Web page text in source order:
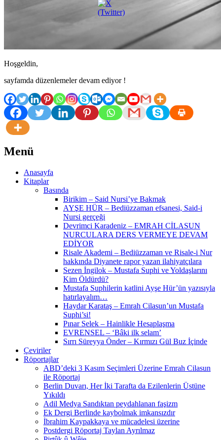
Hoşgeldin,
sayfamda düzenlemeler devam ediyor !
Menü
Anasayfa
Kitaplar
Basında
Birikim – Said Nursi’ye Bakmak
AYŞE HÜR – Bediüzzaman efsanesi, Said-i
Nursi gerçeği
Devrimci Karadeniz – EMRAH CİLASUN
NURCULARA DERS VERMEYE DEVAM
EDİYOR
Risale Akademi – Bediüzzaman ve Risale-i Nur
hakkında Diyanete rapor yazan ilahiyatçılara
Sezen İngilok – Mustafa Suphi ve Yoldaşlarını
Kim Öldürdü?
Mustafa Suphilerin katlini Ayşe Hür’ün yazısıyla
hatırlayalım…
Haydar Karataş – Emrah Cilasun’un Mustafa
Suphi’si!
Pınar Selek – Hainlikle Hesaplaşma
EVRENSEL – ‘Bâki ilk selam’
Sırrı Süreyya Önder – Kırmızı Gül Buz İçinde
Çeviriler
Röportajlar
ABD’deki 3 Kasım Seçimleri Üzerine Emrah Cilasun
ile Röportaj
Berlin Duvarı, Her İki Tarafta da Ezilenlerin Üstüne
Yıkıldı
Adil Medya Sandıktan peydahlanan faşizm
Ek Dergi Berlinde kaybolmak imkansızdır
İbrahim Kaypakkaya ve mücadelesi üzerine
Postdergi Röportaj Taylan Ayrılmaz